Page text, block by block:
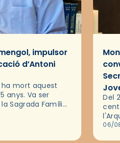
impulsor
d’Antoni
ha mort aquest
anys. Va ser
Sagrada Família
Del
les
06/